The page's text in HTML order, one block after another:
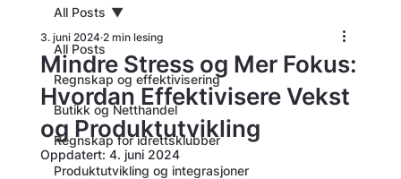
All Posts
Regnskap og effektivisering
Butikk og Netthandel
Regnskap for idrettsklubber
Produktutvikling og integrasjoner
All Posts
Mindre Stress og Mer Fokus:
Hvordan Effektivisere Vekst
og Produktutvikling
3. juni 2024 2 min lesing
Oppdatert: 4. juni 2024